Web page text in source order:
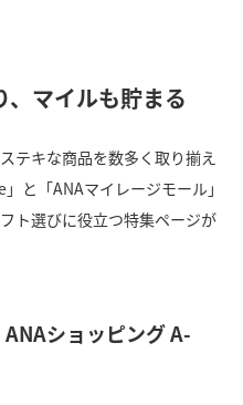
マイルも貯まる
テキな商品を数多く取り揃え
と「ANAマイレージモール」
ト選びに役立つ特集ページが
ショッピング A-